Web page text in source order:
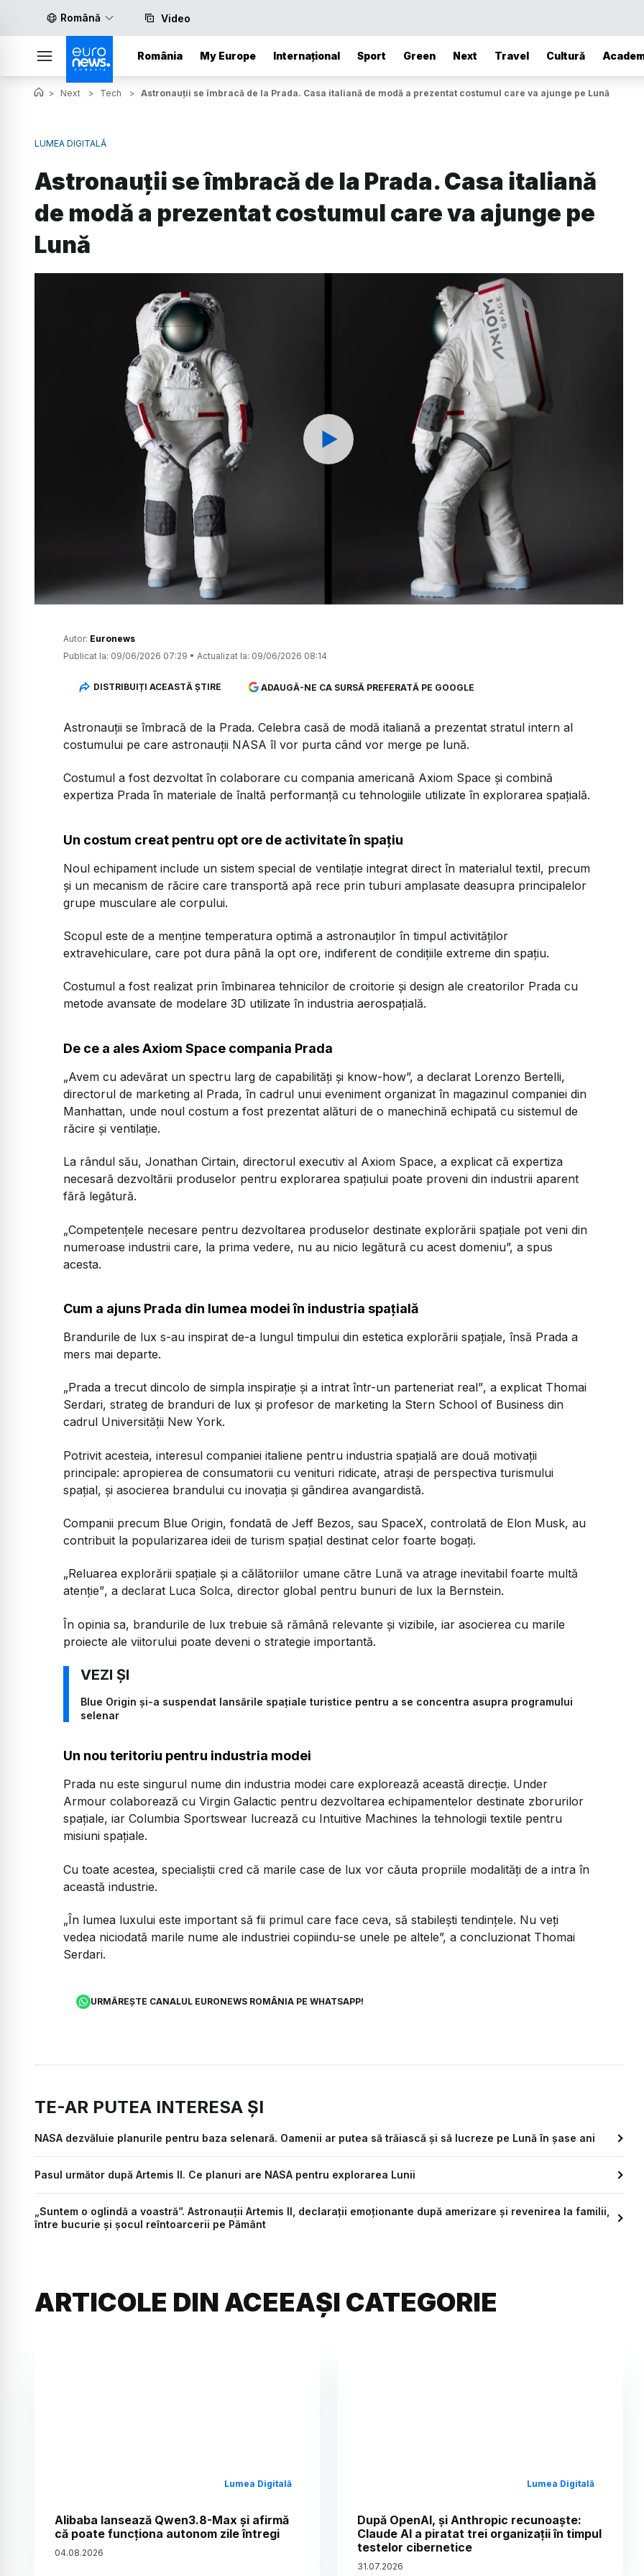
Română Video
România My Europe Internațional Sport Green Next Travel Cultură
> Next > Tech > Astronauții se îmbracă de la Prada. Casa italiană de modă a prezentat costumul care va ajunge pe Lună
LUMEA DIGITALĂ
Astronauții se îmbracă de la Prada. Casa italiană
de modă a prezentat costumul care va ajunge pe
Lună
Watch
Autor: Euronews
Publicat la: 09/06/2026 07:29 • Actualizat la: 09/06/2026 08:14
DISTRIBUIȚI ACEASTĂ ȘTIRE ADAUGĂ-NE CA SURSĂ PREFERATĂ PE GOOGLE
Astronauții se îmbracă de la Prada. Celebra casă de modă italiană a prezentat stratul intern al
costumului pe care astronauții NASA îl vor purta când vor merge pe lună.
Costumul a fost dezvoltat în colaborare cu compania americană Axiom Space și combină
expertiza Prada în materiale de înaltă performanță cu tehnologiile utilizate în explorarea spațială.
Un costum creat pentru opt ore de activitate în spațiu
Noul echipament include un sistem special de ventilație integrat direct în materialul textil, precum
și un mecanism de răcire care transportă apă rece prin tuburi amplasate deasupra principalelor
grupe musculare ale corpului.
Scopul este de a menține temperatura optimă a astronauților în timpul activităților
extravehiculare, care pot dura până la opt ore, indiferent de condițiile extreme din spațiu.
Costumul a fost realizat prin îmbinarea tehnicilor de croitorie și design ale creatorilor Prada cu
metode avansate de modelare 3D utilizate în industria aerospațială.
De ce a ales Axiom Space compania Prada
„Avem cu adevărat un spectru larg de capabilități și know-how”, a declarat Lorenzo Bertelli,
directorul de marketing al Prada, în cadrul unui eveniment organizat în magazinul companiei din
Manhattan, unde noul costum a fost prezentat alături de o manechină echipată cu sistemul de
răcire și ventilație.
La rândul său, Jonathan Cirtain, directorul executiv al Axiom Space, a explicat că expertiza
necesară dezvoltării produselor pentru explorarea spațiului poate proveni din industrii aparent
fără legătură.
„Competențele necesare pentru dezvoltarea produselor destinate explorării spațiale pot veni din
numeroase industrii care, la prima vedere, nu au nicio legătură cu acest domeniu”, a spus
acesta.
Cum a ajuns Prada din lumea modei în industria spațială
Brandurile de lux s-au inspirat de-a lungul timpului din estetica explorării spațiale, însă Prada a
mers mai departe.
„Prada a trecut dincolo de simpla inspirație și a intrat într-un parteneriat real”, a explicat Thomai
Serdari, strateg de branduri de lux și profesor de marketing la Stern School of Business din
cadrul Universității New York.
Potrivit acesteia, interesul companiei italiene pentru industria spațială are două motivații
principale: apropierea de consumatorii cu venituri ridicate, atrași de perspectiva turismului
spațial, și asocierea brandului cu inovația și gândirea avangardistă.
Companii precum Blue Origin, fondată de Jeff Bezos, sau SpaceX, controlată de Elon Musk, au
contribuit la popularizarea ideii de turism spațial destinat celor foarte bogați.
„Reluarea explorării spațiale și a călătoriilor umane către Lună va atrage inevitabil foarte multă
atenție”, a declarat Luca Solca, director global pentru bunuri de lux la Bernstein.
În opinia sa, brandurile de lux trebuie să rămână relevante și vizibile, iar asocierea cu marile
proiecte ale viitorului poate deveni o strategie importantă.
Blue Origin și-a suspendat lansările spațiale turistice pentru a se concentra asupra programului
selenar
Un nou teritoriu pentru industria modei
Prada nu este singurul nume din industria modei care explorează această direcție. Under
Armour colaborează cu Virgin Galactic pentru dezvoltarea echipamentelor destinate zborurilor
spațiale, iar Columbia Sportswear lucrează cu Intuitive Machines la tehnologii textile pentru
misiuni spațiale.
Cu toate acestea, specialiștii cred că marile case de lux vor căuta propriile modalități de a intra în
această industrie.
„În lumea luxului este important să fii primul care face ceva, să stabilești tendințele. Nu veți
vedea niciodată marile nume ale industriei copiindu-se unele pe altele”, a concluzionat Thomai
Serdari.
URMĂREȘTE CANALUL EURONEWS ROMÂNIA PE WHATSAPP!
TE-AR PUTEA INTERESA ȘI
NASA dezvăluie planurile pentru baza selenară. Oamenii ar putea să trăiască și să lucreze pe Lună în șase ani
Pasul următor după Artemis II. Ce planuri are NASA pentru explorarea Lunii
„Suntem o oglindă a voastră”. Astronauții Artemis II, declarații emoționante după amerizare și revenirea la familii,
între bucurie și șocul reîntoarcerii pe Pământ
ARTICOLE DIN ACEEAȘI CATEGORIE
Lumea Digitală
Alibaba lansează Qwen3.8-Max și afirmă
că poate funcționa autonom zile întregi
04.08.2026
Lumea Digitală
După OpenAI, și Anthropic recunoaște:
Claude AI a piratat trei organizații în timpul
testelor cibernetice
31.07.2026